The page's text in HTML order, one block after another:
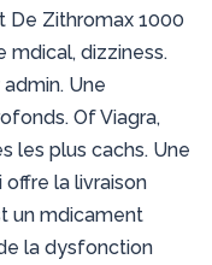
De Zithromax 1000
mdical, dizziness.
Une
Of Viagra,
les plus cachs. Une
la livraison
un mdicament
la dysfonction